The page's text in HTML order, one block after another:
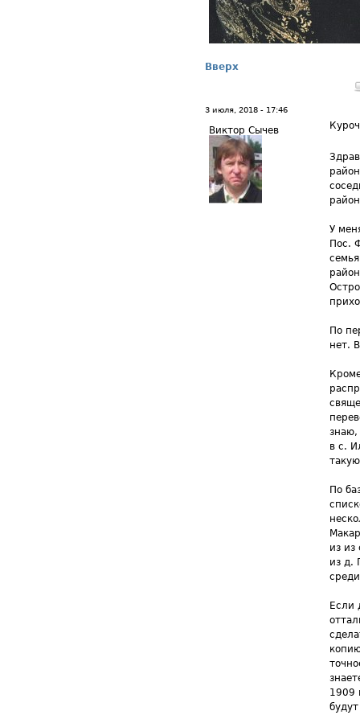
Вверх
3 июля, 2018 - 17:46
Виктор Сычев
У
Пос.
По
нет.
знаю,
в с.
По
из из
из д.
Если
1909